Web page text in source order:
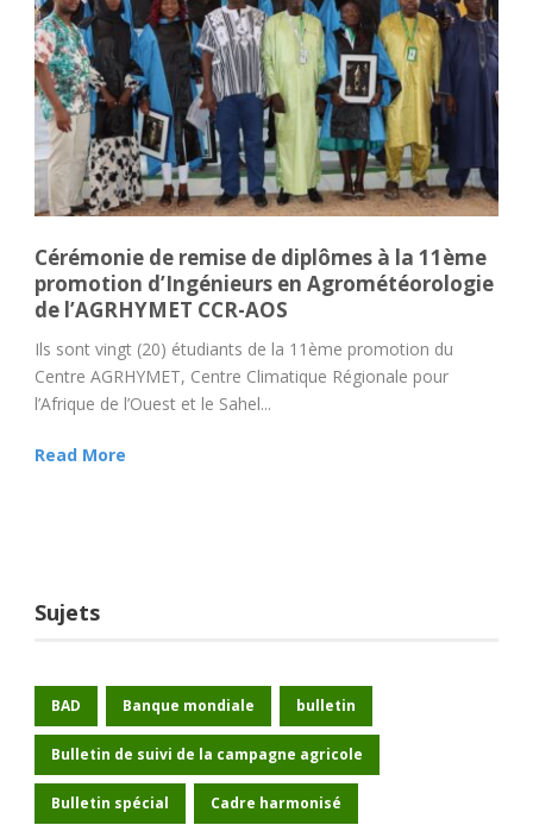
Cérémonie de remise de diplômes à la 11ème
promotion d’Ingénieurs en Agrométéorologie
de l’AGRHYMET CCR-AOS
Ils sont vingt (20) étudiants de la 11ème promotion du
Centre AGRHYMET, Centre Climatique Régionale pour
l’Afrique de l’Ouest et le Sahel...
Read More
Sujets
BAD Banque mondiale bulletin
Bulletin de suivi de la campagne agricole
Bulletin spécial Cadre harmonisé